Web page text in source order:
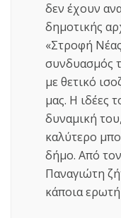
δεν έχουν
δημοτικής
«Στροφή
συνδυασμός
με θετικό
μας. Η ιδέες
δυναμική
καλύτερο
δήμο. Από
Παναγιώτη
κάποια